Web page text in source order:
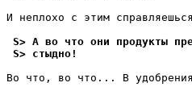
И неплохо с этим
S> А во что они продукты
S> стыдно!
Во что, во что... В удобpения